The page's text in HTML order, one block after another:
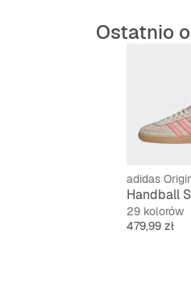
nowoczesnym stylem w
Skórzana cholewka
Syntetyczna wyściółka
Konstrukcja Cold
Ostatnio
adidas
Handball
29 kolorów
Cena
479,99 zł